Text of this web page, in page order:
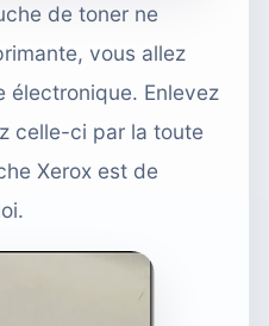
de toner ne
vous allez
électronique. Enlevez
celle-ci par la toute
Xerox est de